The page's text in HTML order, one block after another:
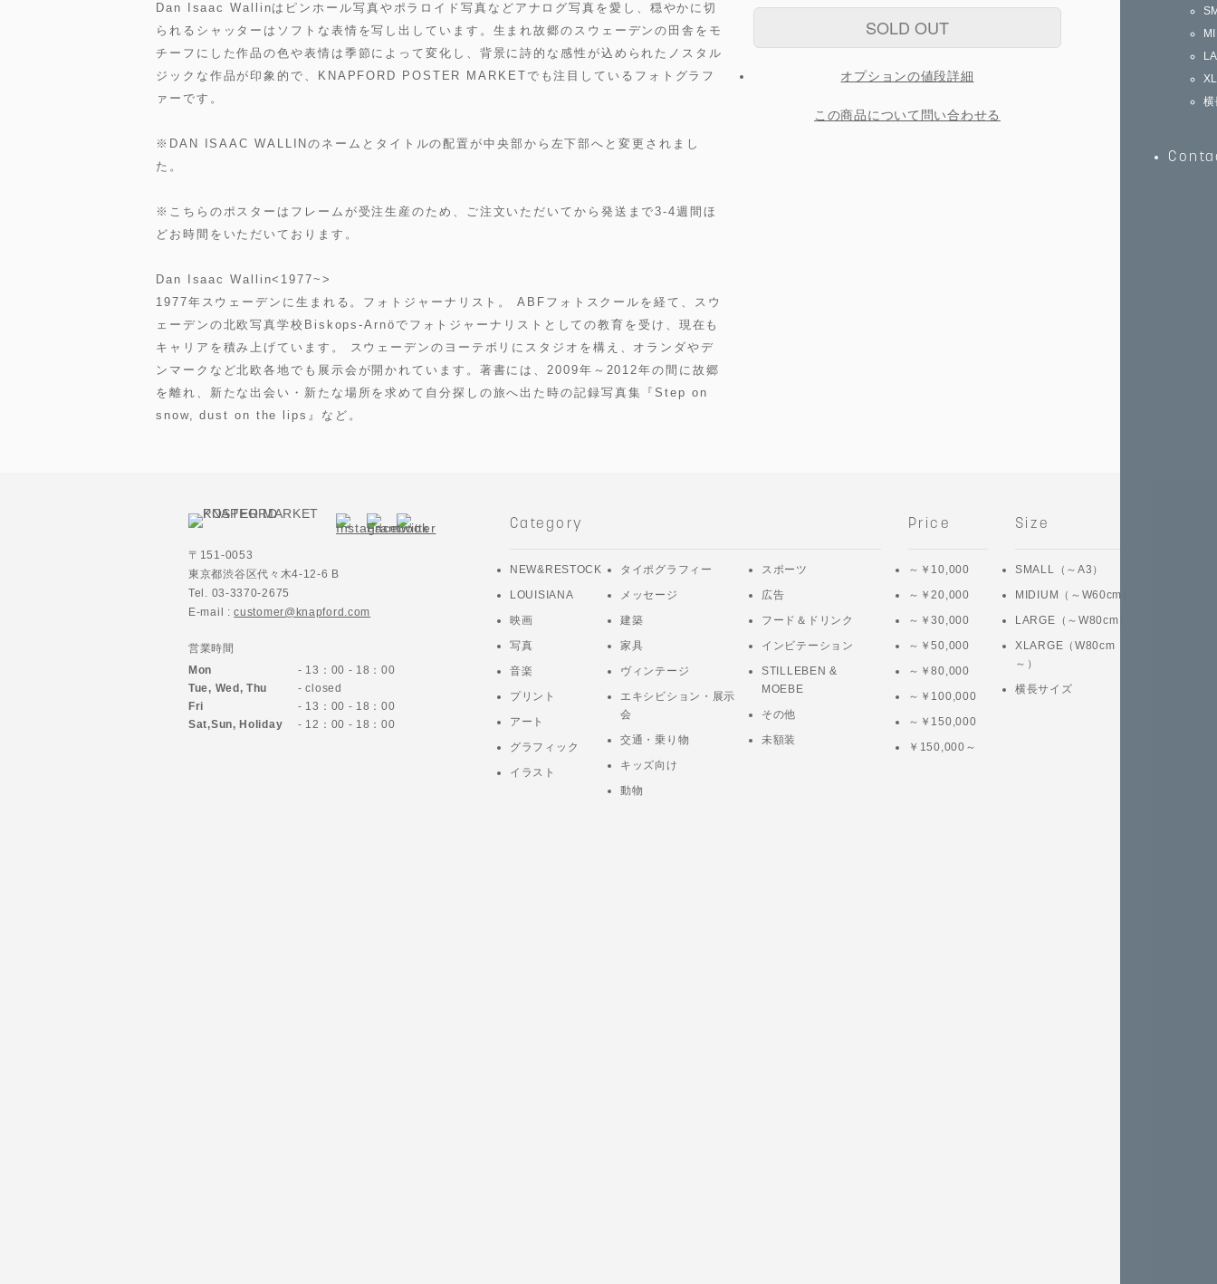
横
Dan Isaac Wallinはピンホール写真やポラロイド写真などアナログ写真を愛し、穏やかに切
られるシャッターはソフトな表情を写し出しています。生まれ故郷のスウェーデンの田舎をモ
チーフにした作品の色や表情は季節によって変化し、背景に詩的な感性が込められたノスタル
ジックな作品が印象的で、KNAPFORD POSTER MARKETでも注目しているフォトグラフ
ァーです。
※DAN ISAAC WALLINのネームとタイトルの配置が中央部から左下部へと変更されまし
た。
※こちらのポスターはフレームが受注生産のため、ご注文いただいてから発送まで3-4週間ほ
どお時間をいただいております。
Dan Isaac Wallin<1977~>
1977年スウェーデンに生まれる。フォトジャーナリスト。 ABFフォトスクールを経て、スウ
ェーデンの北欧写真学校Biskops-Arnöでフォトジャーナリストとしての教育を受け、現在も
キャリアを積み上げています。 スウェーデンのヨーテボリにスタジオを構え、オランダやデ
ンマークなど北欧各地でも展示会が開かれています。著書には、2009年～2012年の間に故郷
を離れ、新たな出会い・新たな場所を求めて自分探しの旅へ出た時の記録写真集『Step on
snow, dust on the lips』など。
SOLD OUT
オプションの値段詳細
この商品について問い合わせる
〒151-0053
東京都渋谷区代々木4-12-6 B
Tel. 03-3370-2675
E-mail :customer@knapford.com
営業時間
Mon
- 13：00 - 18：00
Tue, Wed, Thu
- closed
Fri
- 13：00 - 18：00
Sat,Sun,Holiday - 12：00 - 18：00
Category
NEW&RESTOCK
LOUISIANA
映画
写真
音楽
プリント
アート
グラフィック
イラスト
タイポグラフィー
メッセージ
建築
家具
ヴィンテージ
エキシビション・展示
会
交通・乗り物
キッズ向け
動物
スポーツ
広告
フード＆ドリンク
インビテーション
STILLEBEN &
MOEBE
その他
未額装
Price
～￥10,000
～￥20,000
～￥30,000
～￥50,000
～￥80,000
～￥100,000
～￥150,000
￥150,000～
Size
SMALL（～A3）
MIDIUM（～W60cm）
LARGE（～W80cm）
XLARGE（W80cm
～）
横長サイズ